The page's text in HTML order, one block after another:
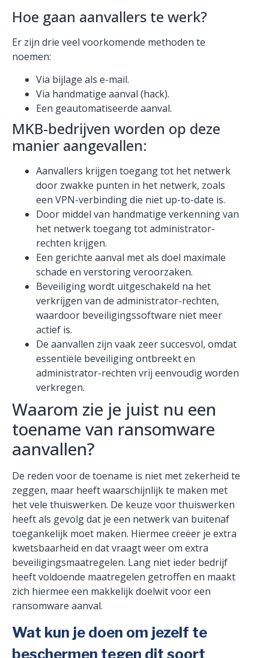
Hoe gaan aanvallers te werk?
Er zijn drie veel voorkomende methoden te
noemen:
Via bijlage als e-mail.
Via handmatige aanval (hack).
Een geautomatiseerde aanval.
MKB-bedrijven worden op deze
manier aangevallen:
Aanvallers krijgen toegang tot het netwerk
door zwakke punten in het netwerk, zoals
een VPN-verbinding die niet up-to-date is.
Door middel van handmatige verkenning van
het netwerk toegang tot administrator-
rechten krijgen.
Een gerichte aanval met als doel maximale
schade en verstoring veroorzaken.
Beveiliging wordt uitgeschakeld na het
verkrijgen van de administrator-rechten,
waardoor beveiligingssoftware niet meer
actief is.
De aanvallen zijn vaak zeer succesvol, omdat
essentiële beveiliging ontbreekt en
administrator-rechten vrij eenvoudig worden
verkregen.
Waarom zie je juist nu een
toename van ransomware
aanvallen?
De reden voor de toename is niet met zekerheid te
zeggen, maar heeft waarschijnlijk te maken met
het vele thuiswerken. De keuze voor thuiswerken
heeft als gevolg dat je een netwerk van buitenaf
toegankelijk moet maken. Hiermee creëer je extra
kwetsbaarheid en dat vraagt weer om extra
beveiligingsmaatregelen. Lang niet ieder bedrijf
heeft voldoende maatregelen getroffen en maakt
zich hiermee een makkelijk doelwit voor een
ransomware aanval.
Wat kun je doen om jezelf te
beschermen tegen dit soort